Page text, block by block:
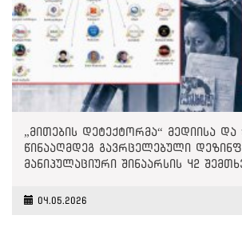
„მითების დეტექტორმა“ მედიისა და
წინააღმდეგ გავრცელებული
მანიპულაციური შინაარსის 42
04.05.2026